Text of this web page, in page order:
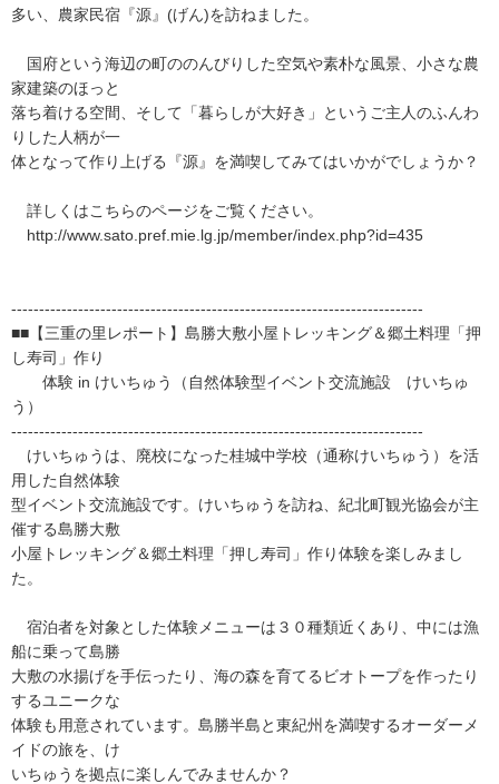
多い、農家民宿『源』(げん)を訪ねました。
国府という海辺の町ののんびりした空気や素朴な風景、小さな農
家建築のほっと
落ち着ける空間、そして「暮らしが大好き」というご主人のふんわ
りした人柄が一
体となって作り上げる『源』を満喫してみてはいかがでしょうか？
詳しくはこちらのページをご覧ください。
http://www.sato.pref.mie.lg.jp/member/index.php?id=435
--------------------------------------------------------------------------
■■【三重の里レポート】島勝大敷小屋トレッキング＆郷土料理「押
し寿司」作り
体験 in けいちゅう（自然体験型イベント交流施設 けいちゅ
う）
--------------------------------------------------------------------------
けいちゅうは、廃校になった桂城中学校（通称けいちゅう）を活
用した自然体験
型イベント交流施設です。けいちゅうを訪ね、紀北町観光協会が主
催する島勝大敷
小屋トレッキング＆郷土料理「押し寿司」作り体験を楽しみまし
た。
宿泊者を対象とした体験メニューは３０種類近くあり、中には漁
船に乗って島勝
大敷の水揚げを手伝ったり、海の森を育てるビオトープを作ったり
するユニークな
体験も用意されています。島勝半島と東紀州を満喫するオーダーメ
イドの旅を、け
いちゅうを拠点に楽しんでみませんか？